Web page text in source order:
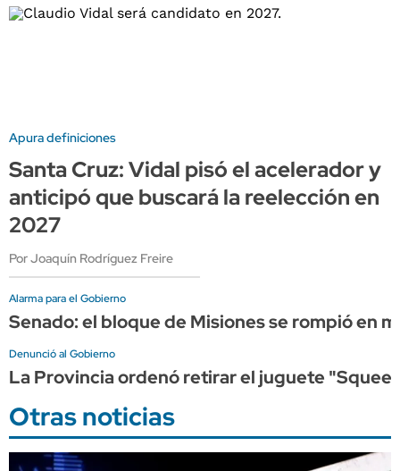
Apura definiciones
Santa Cruz: Vidal pisó el acelerador y
anticipó que buscará la reelección en
2027
Por Joaquín Rodríguez Freire
Alarma para el Gobierno
Senado: el bloque de Misiones se rompió en
Denunció al Gobierno
La Provincia ordenó retirar el juguete
Otras noticias